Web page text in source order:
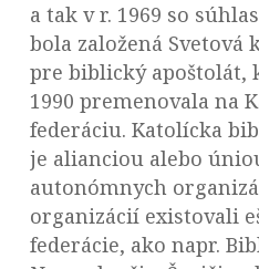
a tak v r. 1969 so
bola založená Svetová
pre biblický apoštolát,
1990 premenovala na
federáciu. Katolícka
je alianciou alebo
autonómnych
organizácií existovali
federácie, ako napr.